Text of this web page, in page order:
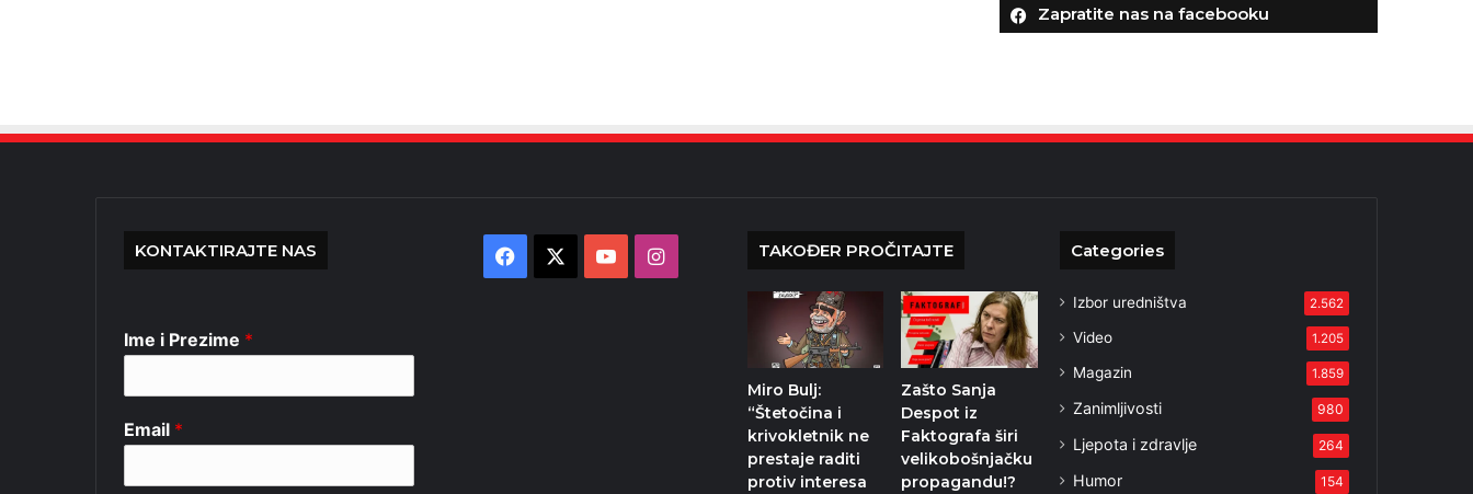
Zapratite nas na facebooku
KONTAKTIRAJTE NAS
Ime i Prezime *
Email *
Facebook YouTubeInstagram TAKOĐER PROČITAJTE
Miro Bulj:
“Štetočina i
krivokletnik ne
prestaje raditi
protiv interesa
Zašto Sanja
Despot iz
Faktografa širi
velikobošnjačku
propagandu!?
Categories
Izbor uredništva 2.562
Video 1.205
Magazin 1.859
Zanimljivosti 980
Ljepota i zdravlje 264
Humor 154